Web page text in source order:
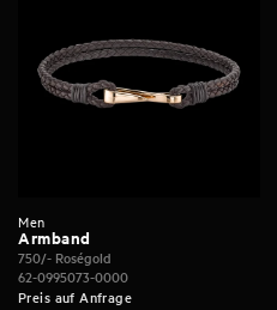
Men
Armband
750/- Roségold
62-0995073-0000
Preis auf Anfrage